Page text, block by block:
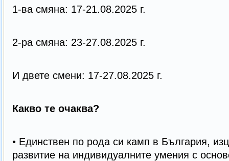
1-ва смяна: 17-21.08.2025 г.
2-ра смяна: 23-27.08.2025 г.
И двете смени: 17-27.08.2025 г.
Какво те очаква?
• Единствен по рода си камп в България,
развитие на индивидуалните умения с